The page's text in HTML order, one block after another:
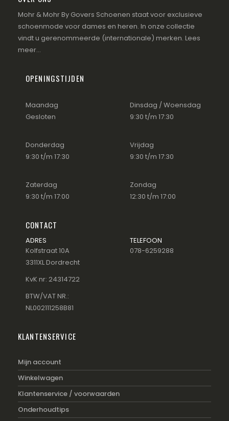
Mohr & Mohr By Govers Schoenen staat voor exclusieve
schoenmode voor dames en heren. In onze collectie
vindt u gerenommeerde (internationale) merken. Lees
meer...
OPENINGSTIJDEN
Maandag
Gesloten
Dinsdag / Woensdag
9:30 t/m 17:30
Donderdag
9:30 t/m 17:30
Vrijdag
9:30 t/m 17:30
Zaterdag
9:30 t/m 17:00
Zondag
12:30 t/m 17:00
CONTACT
ADRES
Kolfstraat 10A
3311XL Dordrecht
KvK nr: 24314722
BTW/VAT NR.:
NL002111258B81
TELEFOON
078-6259288
KLANTENSERVICE
Mijn account
Winkelwagen
Klantenservice / voorwaarden
Onderhoudtips